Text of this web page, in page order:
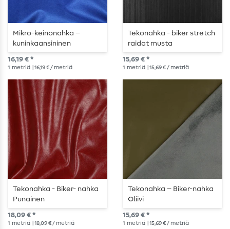
Mikro-keinonahka –
kuninkaansininen
16,19 € *
1 metriä | 16,19 € / metriä
Tekonahka - biker stretch
raidat musta
15,69 € *
1 metriä | 15,69 € / metriä
Tekonahka - Biker- nahka
Punainen
18,09 € *
1 metriä | 18,09 € / metriä
Tekonahka – Biker-nahka
Oliivi
15,69 € *
1 metriä | 15,69 € / metriä